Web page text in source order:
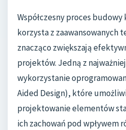
Współczesny proces
korzysta z zaawansowanych
znacząco zwiększają
projektów. Jedną z
wykorzystanie
Aided Design), które
projektowanie elementów
ich zachowań pod wpływem